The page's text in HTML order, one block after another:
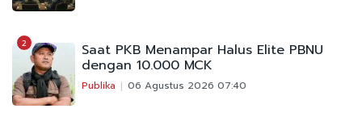
2 Saat PKB Menampar Halus Elite PBNU
dengan 10.000 MCK
Publika 06 Agustus 2026 07:40